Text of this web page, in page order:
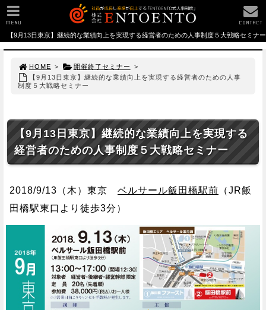
【9月13日東京】継続的な業績向上を実現する経営者のための人事制度５大戦略セミナー
HOME > 開催終了セミナー
>
【9月13日東京】継続的な業績向上を実現する経営者のための人事
制度５大戦略セミナー
【9月13日東京】継続的な業績向上を実現する
経営者のための人事制度５大戦略セミナー
2018/9/13（木）東京 ベルサール飯田橋駅前 （JR飯
田橋駅東口より徒歩3分）
MENU CONTACT